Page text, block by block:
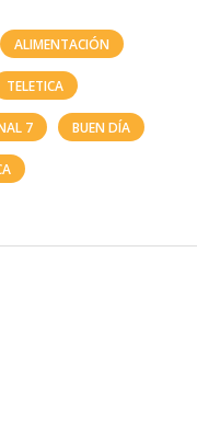
ALIMENTACIÓN
TELETICA
7 BUEN DÍA